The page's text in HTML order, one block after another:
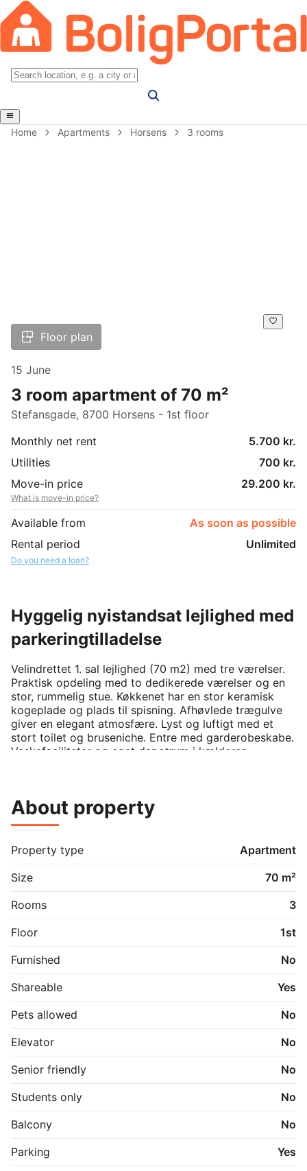
Home Apartments Horsens 3 rooms
Floor plan
15 June
3 room apartment of 70 m²
Stefansgade, 8700 Horsens - 1st floor
Monthly net rent
5.700 kr.
Utilities
700 kr.
Move-in price
29.200 kr.
What is move-in price?
Available from
As soon as possible
Rental period
Unlimited
Do you need a loan?
Hyggelig nyistandsat lejlighed med
parkeringtilladelse
Velindrettet 1. sal lejlighed (70 m2) med tre værelser.
Praktisk opdeling med to dedikerede værelser og en
stor, rummelig stue. Køkkenet har en stor keramisk
kogeplade og plads til spisning. Afhøvlede trægulve
giver en elegant atmosfære. Lyst og luftigt med et
stort toilet og bruseniche. Entre med garderobeskabe.
Vaskefaciliteter og eget depotrum i kælderen.
Attraktiv beliggenhed nær centrum (650 meter) med
hyggelige caféer. Banegården og Via Campus inden
Netto 300 meter væk.
Vi søger ansvarlige lejere, der behandler ejendommen
🔘 Køleskab
🔘 2 værelser + stue
🔘 Adgang til fælles vaskeri
🔘 Parkering bag bygningen
🔘 Ingen hunde, uanset størrelse
About property
Property type
Apartment
Size
70 m²
Rooms
3
Floor
1st
Furnished
No
Shareable
Yes
Pets allowed
No
Elevator
No
Senior friendly
No
Students only
No
Balcony
No
Parking
Yes